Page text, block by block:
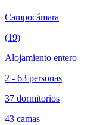
Campocámara
(19)
Alojamiento entero
2 - 63 personas
37 dormitorios
43 camas